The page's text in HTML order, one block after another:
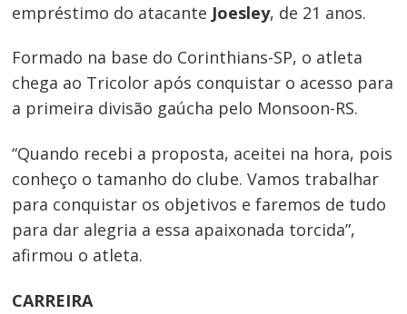
empréstimo do atacante Joesley, de 21 anos.
Formado na base do Corinthians-SP, o atleta
chega ao Tricolor após conquistar o acesso para
a primeira divisão gaúcha pelo Monsoon-RS.
“Quando recebi a proposta, aceitei na hora, pois
conheço o tamanho do clube. Vamos trabalhar
para conquistar os objetivos e faremos de tudo
para dar alegria a essa apaixonada torcida”,
afirmou o atleta.
CARREIRA